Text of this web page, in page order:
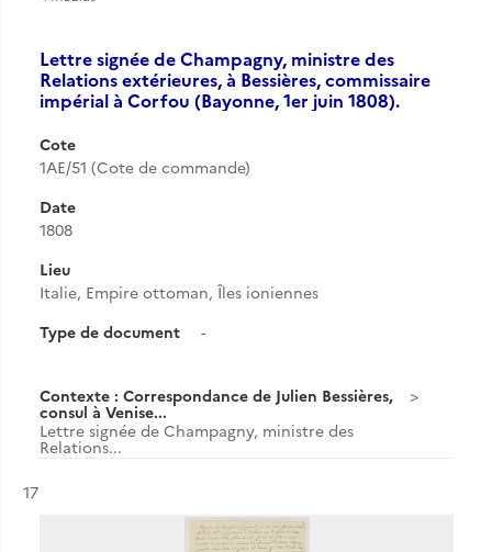
Lettre signée de Champagny, ministre des
Relations extérieures, à Bessières, commissaire
impérial à Corfou (Bayonne, 1er juin 1808).
Cote
1AE/51 (Cote de commande)
Date
1808
Lieu
Italie, Empire ottoman, Îles ioniennes
Type de document
-
Contexte : Correspondance de Julien Bessières,
consul à Venise...
Lettre signée de Champagny, ministre des
Relations...
Résultat n°
17